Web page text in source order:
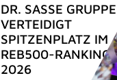
DR. SASSE GRUPPE
VERTEIDIGT
SPITZENPLATZ IM
REB500-RANKING
2026